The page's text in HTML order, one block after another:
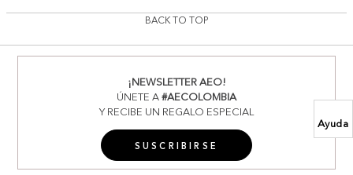
Ayuda
BACK TO TOP
¡NEWSLETTER AEO!
ÚNETE A#AECOLOMBIA
Y RECIBE UN REGALO ESPECIAL
SUSCRIBIRSE